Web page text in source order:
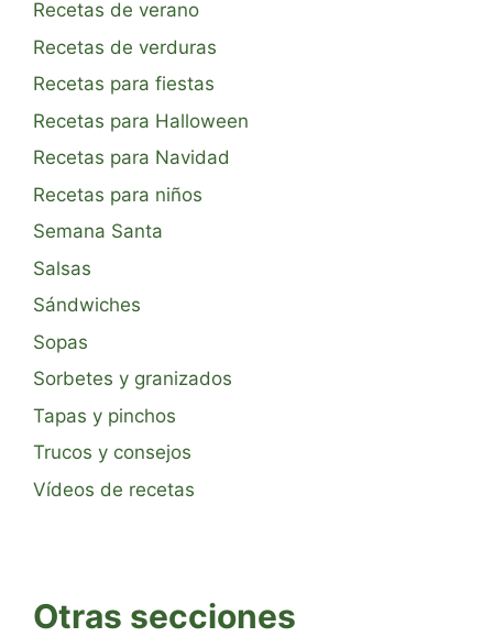
Recetas de verano
Recetas de verduras
Recetas para fiestas
Recetas para Halloween
Recetas para Navidad
Recetas para niños
Semana Santa
Salsas
Sándwiches
Sopas
Sorbetes y granizados
Tapas y pinchos
Trucos y consejos
Vídeos de recetas
Otras secciones